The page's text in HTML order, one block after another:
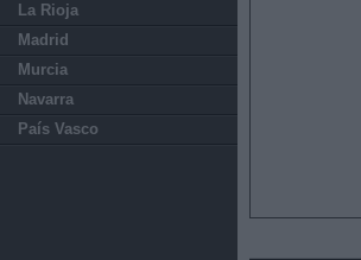
La Rioja
Madrid
Murcia
Navarra
País Vasco